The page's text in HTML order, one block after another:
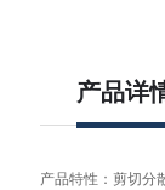
产品详
产品特性：剪切分